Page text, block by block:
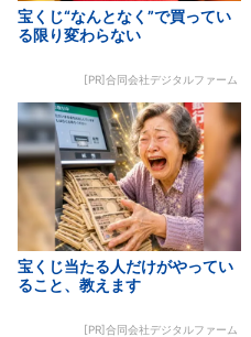
宝くじ“なんとなく”で買ってい
る限り変わらない
[PR]合同会社デジタルファーム
宝くじ当たる人だけがやってい
ること、教えます
[PR]合同会社デジタルファーム